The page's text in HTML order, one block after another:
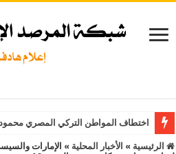
اختطاف المواطن التركي المصري
الرئيسية » الأخبار المحلية » الإمارات